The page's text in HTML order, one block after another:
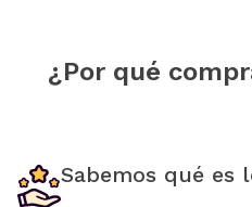
¿Por qué
Sabemos qué es